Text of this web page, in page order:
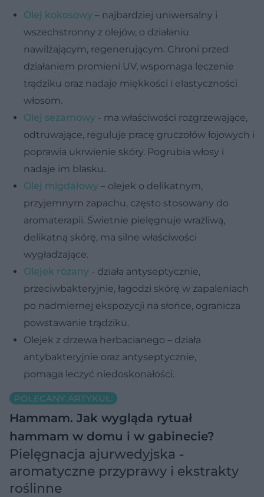
Olej kokosowy – najbardziej uniwersalny i
wszechstronny z olejów, o działaniu
nawilżającym, regenerującym. Chroni przed
działaniem promieni UV, wspomaga leczenie
trądziku oraz nadaje miękkości i elastyczności
włosom.
Olej sezamowy - ma właściwości rozgrzewające,
odtruwające, reguluje pracę gruczołów łojowych i
poprawia ukrwienie skóry. Pogrubia włosy i
nadaje im blasku.
Olej migdałowy – olejek o delikatnym,
przyjemnym zapachu, często stosowany do
aromaterapii. Świetnie pielęgnuje wrażliwą,
delikatną skórę, ma silne właściwości
wygładzające.
Olejek różany - działa antyseptycznie,
przeciwbakteryjnie, łagodzi skórę w zapaleniach
po nadmiernej ekspozycji na słońce, ogranicza
powstawanie trądziku.
Olejek z drzewa herbacianego – działa
antybakteryjnie oraz antyseptycznie,
pomaga leczyć niedoskonałości.
POLECANY ARTYKUŁ:
Hammam. Jak wygląda rytuał
hammam w domu i w gabinecie?
Pielęgnacja ajurwedyjska -
aromatyczne przyprawy i ekstrakty
roślinne